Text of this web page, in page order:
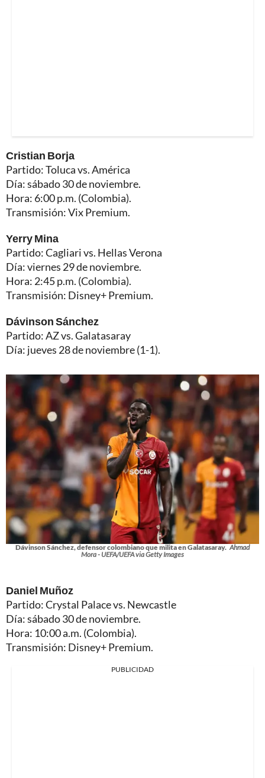
Cristian Borja
Partido: Toluca vs. América
Día: sábado 30 de noviembre.
Hora: 6:00 p.m. (Colombia).
Transmisión: Vix Premium.
Yerry Mina
Partido: Cagliari vs. Hellas Verona
Día: viernes 29 de noviembre.
Hora: 2:45 p.m. (Colombia).
Transmisión: Disney+ Premium.
Dávinson Sánchez
Partido: AZ vs. Galatasaray
Día: jueves 28 de noviembre (1-1).
Dávinson Sánchez, defensor colombiano que milita en Galatasaray. Ahmad
Mora - UEFA/UEFA via Getty Images
Daniel Muñoz
Partido: Crystal Palace vs. Newcastle
Día: sábado 30 de noviembre.
Hora: 10:00 a.m. (Colombia).
Transmisión: Disney+ Premium.
PUBLICIDAD